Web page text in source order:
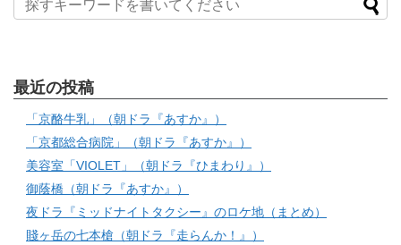
最近の投稿
「京酪牛乳」（朝ドラ『あすか』）
「京都総合病院」（朝ドラ『あすか』）
美容室「VIOLET」（朝ドラ『ひまわり』）
御蔭橋（朝ドラ『あすか』）
夜ドラ『ミッドナイトタクシー』のロケ地（まとめ）
賤ヶ岳の七本槍（朝ドラ『走らんか！』）